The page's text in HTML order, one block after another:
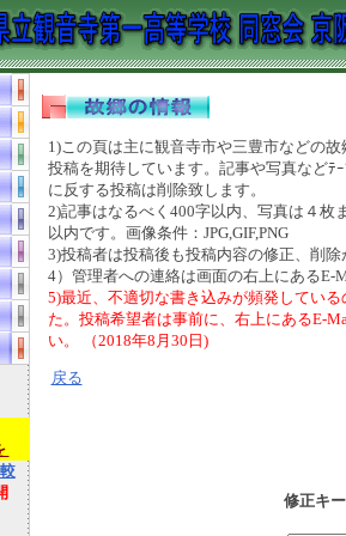
1)この頁は主に観音寺市や三豊市などの
投稿を期待しています。記事や写真などﾃ
に反する投稿は削除致します。
2)記事はなるべく400字以内、写真は４枚
以内です。画像条件：JPG,GIF,PNG
3)投稿者は投稿後も投稿内容の修正、削除
4）管理者への連絡は画面の右上にあるE-
5)最近、不適切な書き込みが頻発してい
た。投稿希望者は事前に、右上にあるE-
い。 （2018年8月30日)
戻る
修正キ